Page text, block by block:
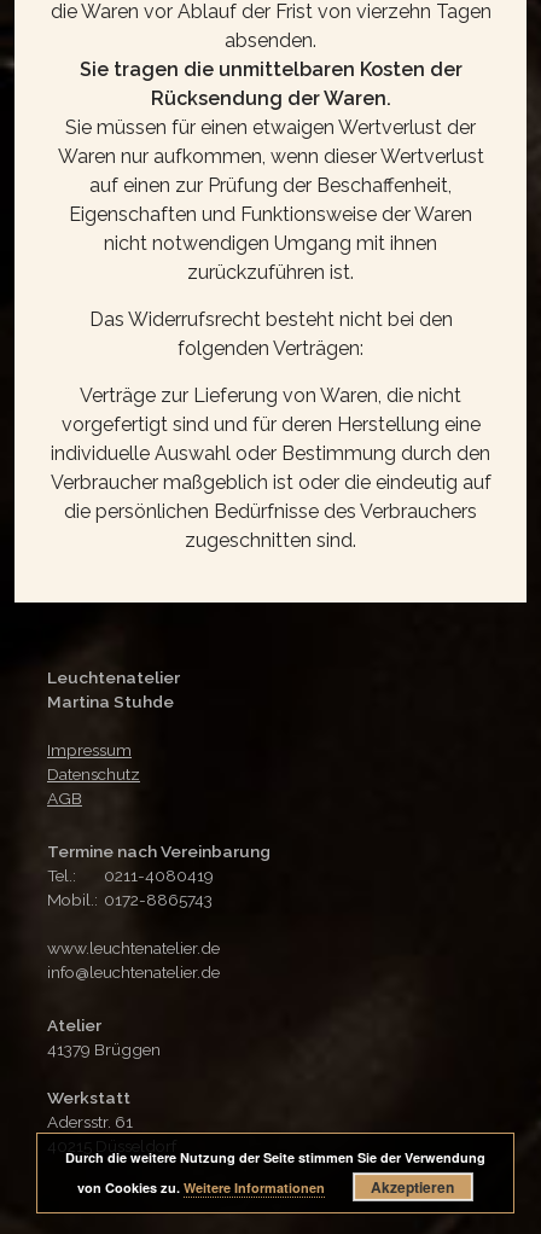
die Waren vor Ablauf der Frist von vierzehn Tagen
absenden.
Sie tragen die unmittelbaren Kosten der
Rücksendung der Waren.
Sie müssen für einen etwaigen Wertverlust der
Waren nur aufkommen, wenn dieser Wertverlust
auf einen zur Prüfung der Beschaffenheit,
Eigenschaften und Funktionsweise der Waren
nicht notwendigen Umgang mit ihnen
zurückzuführen ist.
Das Widerrufsrecht besteht nicht bei den
folgenden Verträgen:
Verträge zur Lieferung von Waren, die nicht
vorgefertigt sind und für deren Herstellung eine
individuelle Auswahl oder Bestimmung durch den
Verbraucher maßgeblich ist oder die eindeutig auf
die persönlichen Bedürfnisse des Verbrauchers
zugeschnitten sind.
Leuchtenatelier
Martina Stuhde
Impressum
Datenschutz
AGB
Termine nach Vereinbarung
Tel.:
0211-4080419
Mobil.: 0172-8865743
www.leuchtenatelier.de
info@leuchtenatelier.de
Atelier
41379 Brüggen
Werkstatt
Adersstr. 61
40215 Düsseldorf
Durch die weitere Nutzung der Seite stimmen Sie der Verwendung
von Cookies zu. Weitere Informationen Akzeptieren